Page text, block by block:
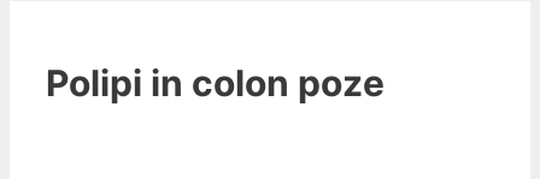
Polipi in colon poze